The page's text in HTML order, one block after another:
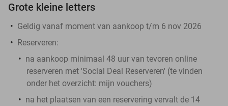
Grote kleine letters
Geldig vanaf moment van aankoop t/m 6 nov 2026
Reserveren:
na aankoop minimaal 48 uur van tevoren online
reserveren met 'Social Deal Reserveren' (te vinden
onder het overzicht: mijn vouchers)
na het plaatsen van een reservering vervalt de 14